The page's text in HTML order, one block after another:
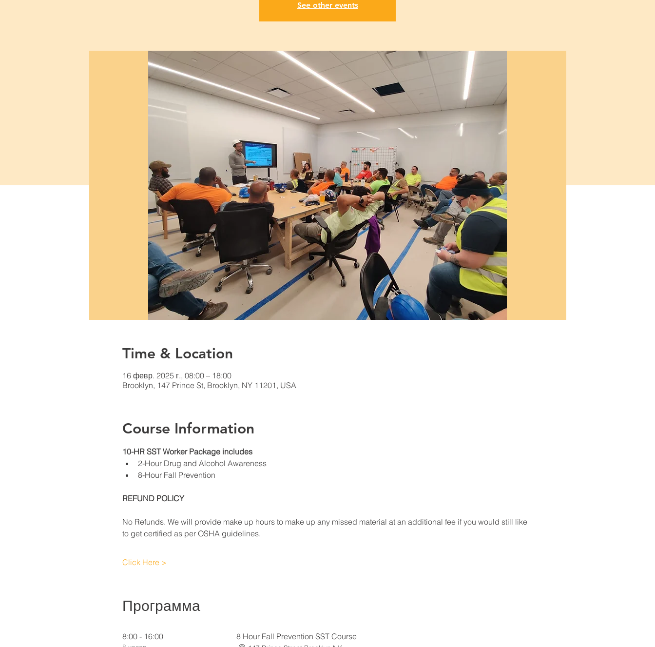
See other events
Time & Location
16 февр. 2025 г., 08:00 – 18:00
Brooklyn, 147 Prince St, Brooklyn, NY 11201, USA
Course Information
10-HR SST Worker Package includes
2-Hour Drug and Alcohol Awareness
8-Hour Fall Prevention
REFUND POLICY
No Refunds. We will provide make up hours to make up any missed material at an additional fee if you would still like
to get certified as per OSHA guidelines.
Click Here >
Программа
8:00 - 16:00 8 Hour Fall Prevention SST Course